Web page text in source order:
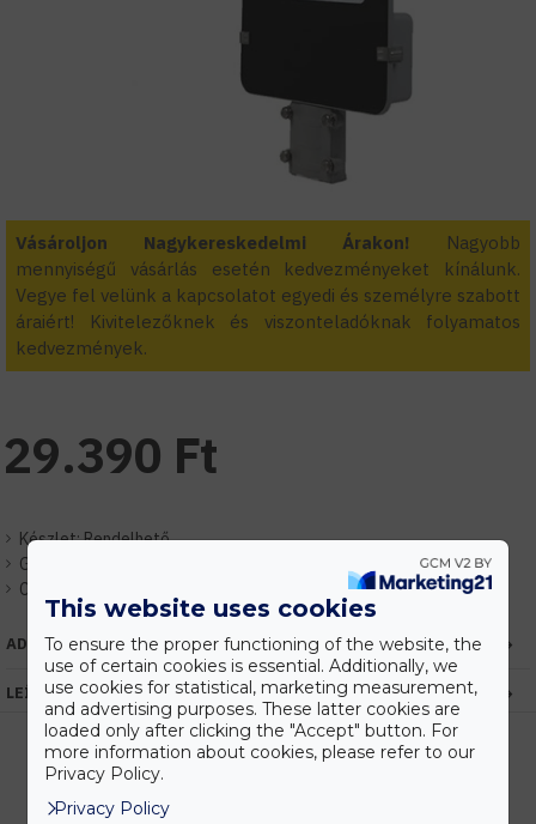
Vásároljon Nagykereskedelmi Árakon!
Nagyobb
mennyiségű vásárlás esetén kedvezményeket kínálunk.
Vegye fel velünk a kapcsolatot egyedi és személyre szabott
áraiért! Kivitelezőknek és viszonteladóknak folyamatos
kedvezmények.
Készlet:Rendelhető
Gyártó:
Cikkszám:
29.390 Ft
ADATOK
LEÍRÁS
This website uses cookies
To ensure the proper functioning of the website, the
use of certain cookies is essential. Additionally, we
use cookies for statistical, marketing measurement,
and advertising purposes. These latter cookies are
loaded only after clicking the "Accept" button. For
more information about cookies, please refer to our
Privacy Policy.
Privacy Policy